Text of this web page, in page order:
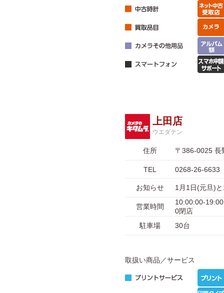
上田店
ウエダテン
住所 〒386-0025 長
TEL 0268-26-6633
お知らせ 1月1日(元旦)
営業時間
10:00:00-
0閉店
駐車場
30台
取扱い商品／サービス